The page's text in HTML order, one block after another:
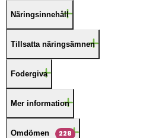
Näringsinnehåll
Tillsatta näringsämnen
Fodergiva
Mer information
Omdömen 228